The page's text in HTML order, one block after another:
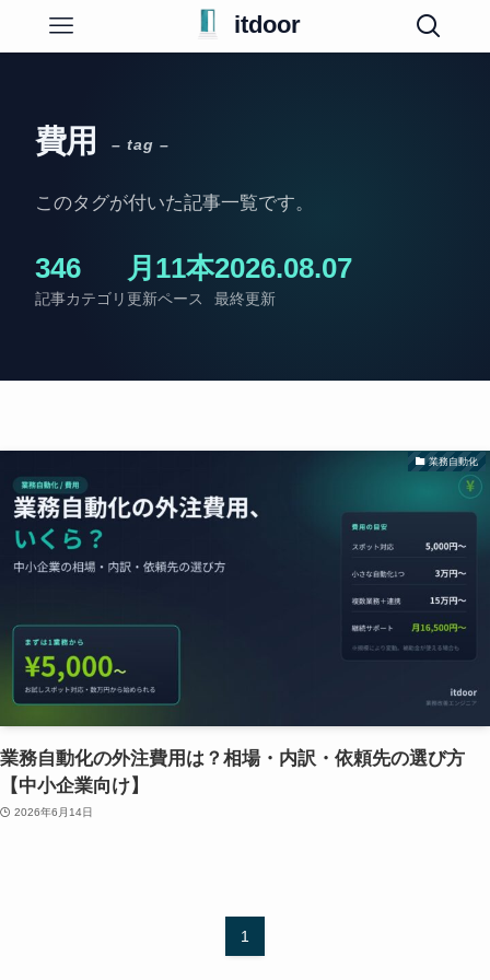
itdoor
費用 – tag –
このタグが付いた記事一覧です。
34
記事
6
カテゴリ
月11本
更新ペース
2026.08.07
最終更新
業務自動化
業務自動化の外注費用は？相場・内訳・依頼先の選び方
【中小企業向け】
2026年6月14日
1